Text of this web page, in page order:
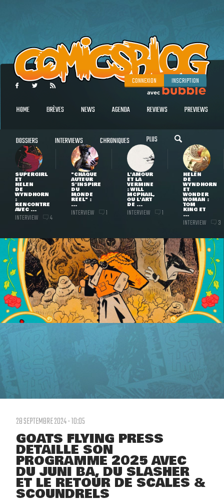
CONNEXION INSCRIPTION
HOME BRÈVES NEWS AGENDA REVIEWS PREVIEWS
DOSSIERS INTERVIEWS CHRONIQUES PLUS
SUPERGIRL
ET
HELEN
DE
WYNDHORN
:
RENCONTRE
AVEC ...
INTERVIEW 4
"CHAQUE
AUTEUR
S'INSPIRE
DU
MONDE
RÉEL" :
...
INTERVIEW 1
L'AMOUR
ET LA
VERMINE
: WILL
MCPHAIL,
OU L'ART
DE ...
INTERVIEW 1
HELEN
DE
WYNDHORN
ET
WONDER
WOMAN :
TOM
KING ET
...
INTERVIEW 3
28 SEPTEMBRE 2024 - 10:05
GOATS FLYING PRESS
DÉTAILLE SON
PROGRAMME 2025 AVEC
DU JUNI BA, DU SLASHER
ET LE RETOUR DE SCALES &
SCOUNDRELS